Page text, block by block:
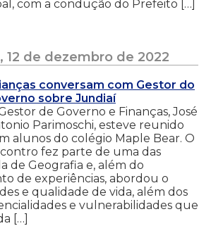
com a condução do Prefeito […]
12 de dezembro de 2022
conversam com Gestor do
sobre Jundiaí
de Governo e Finanças, José
Parimoschi, esteve reunido
alunos do colégio Maple Bear. O
fez parte de uma das
de Geografia e, além do
de experiências, abordou o
e qualidade de vida, além dos
e vulnerabilidades que
[…]